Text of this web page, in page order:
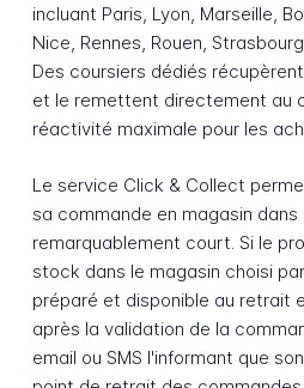
incluant Paris, Lyon, Marseille,
Nice, Rennes, Rouen,
Des coursiers dédiés
et le remettent directement au
réactivité maximale pour les
Le service Click & Collect
sa commande en magasin dans
remarquablement court. Si le
stock dans le magasin choisi
préparé et disponible au retrait
après la validation de la
email ou SMS l'informant que